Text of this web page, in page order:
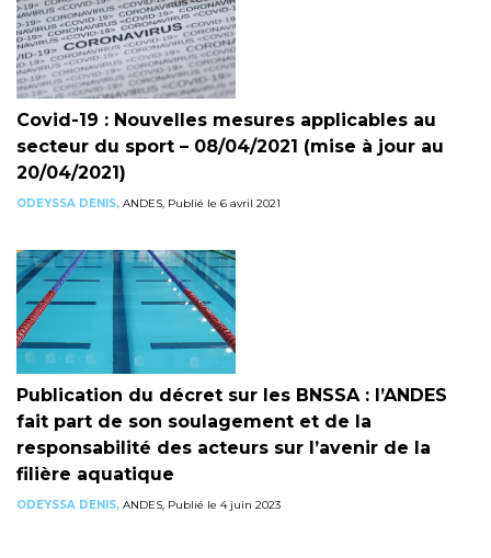
Covid-19 : Nouvelles mesures applicables au
secteur du sport – 08/04/2021 (mise à jour au
20/04/2021)
ODEYSSA DENIS, ANDES, Publié le 6 avril 2021
Publication du décret sur les BNSSA : l’ANDES
fait part de son soulagement et de la
responsabilité des acteurs sur l’avenir de la
filière aquatique
ODEYSSA DENIS, ANDES, Publié le 4 juin 2023